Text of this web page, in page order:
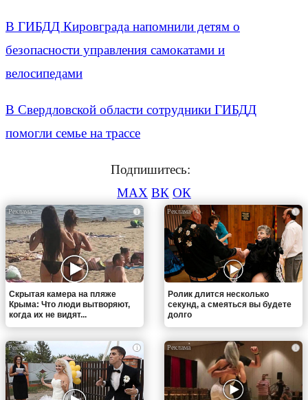
В ГИБДД Кировграда напомнили детям о
безопасности управления самокатами и
велосипедами
В Свердловской области сотрудники ГИБДД
помогли семье на трассе
Подпишитесь:
MAX ВК ОК
i
Скрытая камера на пляже
Крыма: Что люди вытворяют,
когда их не видят...
i
Ролик длится несколько
секунд, а смеяться вы будете
долго
i i